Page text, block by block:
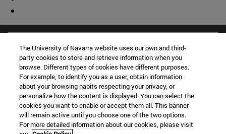
The University of Navarra website uses our own and third-
party cookies to store and retrieve information when you
browse. Different types of cookies have different purposes.
For example, to identify you as a user, obtain information
about your browsing habits respecting your privacy, or
personalize how the content is displayed. You can select the
cookies you want to enable or accept them all. This banner
will remain active until you choose one of the two options.
For more detailed information about our cookies, please visit